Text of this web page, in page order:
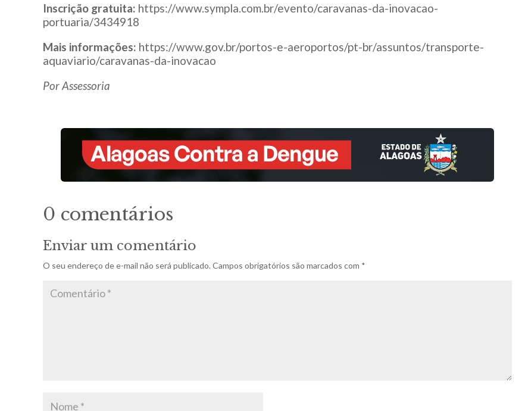
Inscrição gratuita: https://www.sympla.com.br/evento/caravanas-da-inovacao-
portuaria/3434918
Mais informações: https://www.gov.br/portos-e-aeroportos/pt-br/assuntos/transporte-
aquaviario/caravanas-da-inovacao
Por Assessoria
0 comentários
Enviar um comentário
O seu endereço de e-mail não será publicado. Campos obrigatórios são marcados com *